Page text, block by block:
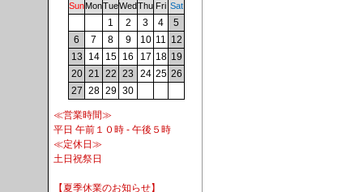
SunMonTueWedThu Fri Sat
1 2 3 4
5
6
7 8 9 10 11 12
13
14 15 16 17 18 19
20 21 22 23 24 25 26
27 28 29 30
≪営業時間≫
平日 午前１０時 - 午後５時
≪定休日≫
土日祝祭日
【夏季休業のお知らせ】